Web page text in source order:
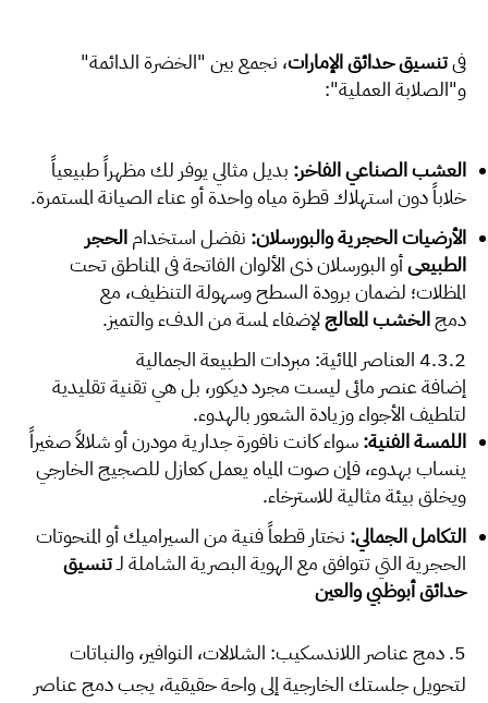
فيتنسيق حدائق الإمارات، نجمع بين "الخضرة الدائمة"
و"الصلابة العملية":
العشب الصناعي الفاخر: بديل مثالي يوفر لك مظهراً طبيعياً
خلاباً دون استهلاك قطرة مياه واحدة أو عناء الصيانة المستمرة.
الأرضيات الحجرية والبورسلان: نفضل استخدامالحجر
الطبيعيأو البورسلان ذي الألوان الفاتحة في المناطق تحت
المظلات؛ لضمان برودة السطح وسهولة التنظيف، مع
دمجالخشب المعالجلإضفاء لمسة من الدفء والتميز.
4.3.2 العناصر المائية: مبردات الطبيعة الجمالية
إضافة عنصر مائي ليست مجرد ديكور، بل هي تقنية تقليدية
لتلطيف الأجواء وزيادة الشعور بالهدوء.
اللمسة الفنية:سواء كانت نافورة جدارية مودرن أو شلالاً صغيراً
ينساب بهدوء، فإن صوت المياه يعمل كعازل للصجيج الخارجي
ويخلق بيئة مثالية للاسترخاء.
التكامل الجمالي: نختار قطعاً فنية من السيراميك أو المنحوتات
الحجرية التي تتوافق مع الهوية البصرية الشاملة لـتنسيق
حدائق أبوظبي والعين
5. دمج عناصر اللاندسكيب: الشلالات، النوافير، والنباتات
لتحويل جلستك الخارجية إلى واحة حقيقية، يجب دمج عناصر